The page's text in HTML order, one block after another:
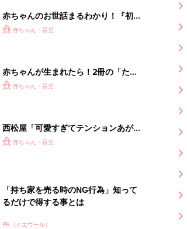
赤ちゃんのお世話まるわかり！『初め
てのひよこクラブ 夏号』〈巻頭大特
赤ちゃん・育児
赤ちゃんが生まれたら！2冊の「たま
ひよ」
赤ちゃん・育児
西松屋「可愛すぎてテンションあが
る」「機能性も◎」元子ども服販売員
赤ちゃん・育児
「持ち家を売る時のNG行為」知って
るだけで得する事とは
PR（イエウール）